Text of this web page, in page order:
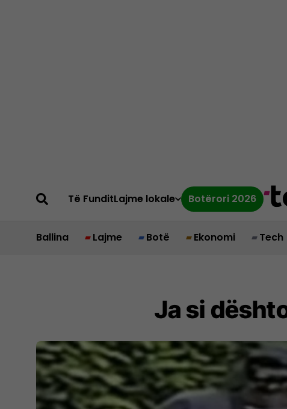
Të FunditLajme lokale Botërori 2026
Ballina Lajme Botë Ekonomi Tech
Ja si